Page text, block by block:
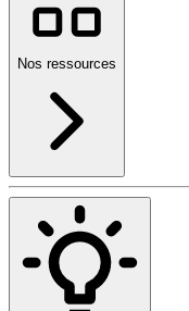
Nos ressources